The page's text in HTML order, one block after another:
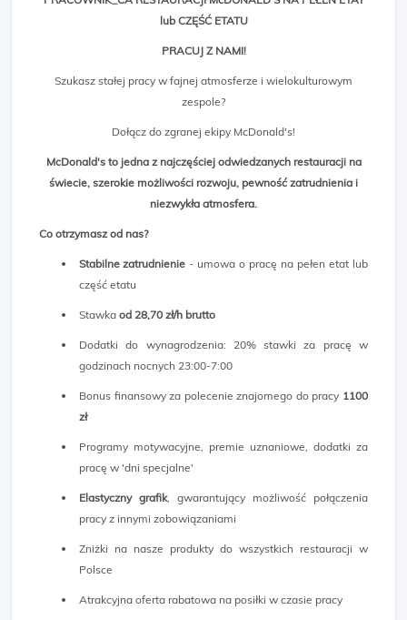
lub CZĘŚĆ ETATU
PRACUJ Z NAMI!
Szukasz stałej pracy w fajnej atmosferze i wielokulturowym
zespole?
Dołącz do zgranej ekipy McDonald's!
McDonald's to jedna z najczęściej odwiedzanych restauracji na
świecie, szerokie możliwości rozwoju, pewność zatrudnienia i
niezwykła atmosfera.
Co otrzymasz od nas?
Stabilne zatrudnienie - umowa o pracę na pełen etat lub
część etatu
Stawka od 28,70 zł/h brutto
Dodatki do wynagrodzenia: 20% stawki za pracę w
godzinach nocnych 23:00-7:00
Bonus finansowy za polecenie znajomego do pracy 1100
zł
Programy motywacyjne, premie uznaniowe, dodatki za
pracę w 'dni specjalne'
Elastyczny grafik, gwarantujący możliwość połączenia
pracy z innymi zobowiązaniami
Zniżki na nasze produkty do wszystkich restauracji w
Polsce
Atrakcyjna oferta rabatowa na posiłki w czasie pracy